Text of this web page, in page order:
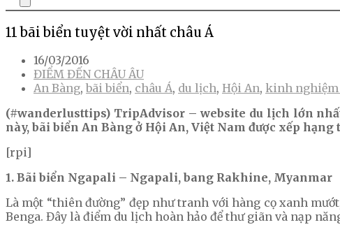
11 bãi biển tuyệt vời nhất châu Á
16/03/2016
ĐIỂM ĐẾN CHÂU ÂU
An Bàng, bãi biển, châu Á, du lịch, Hội An, kinh
(#wanderlusttips) TripAdvisor – website du lịch lớn
này, bãi biển An Bàng ở Hội An, Việt Nam được xếp hạng
[rpi]
1. Bãi biển Ngapali – Ngapali, bang Rakhine, Myanmar
Là một “thiên đường” đẹp như tranh với hàng cọ xanh
Benga. Đây là điểm du lịch hoàn hảo để thư giãn và nạp